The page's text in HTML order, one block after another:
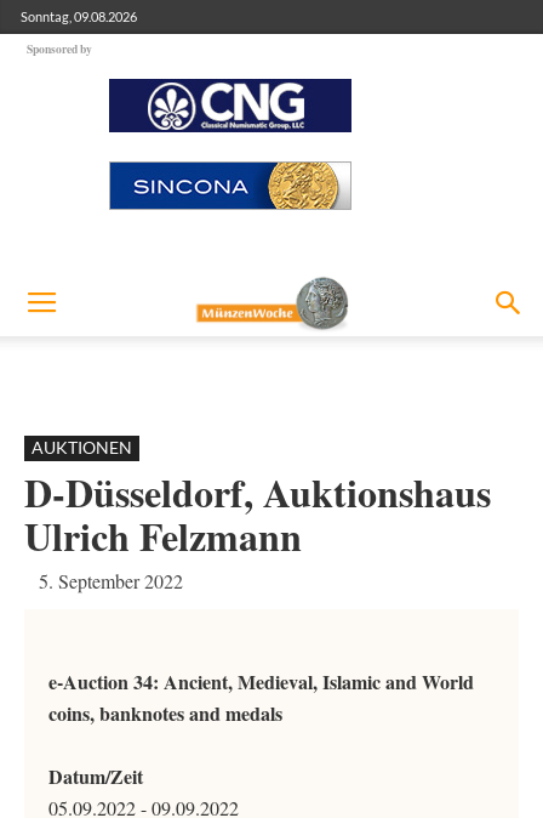
Sonntag, 09.08.2026
Sponsored by
AUKTIONEN
D-Düsseldorf, Auktionshaus
Ulrich Felzmann
5. September 2022
e-Auction 34: Ancient, Medieval, Islamic and World
coins, banknotes and medals
Datum/Zeit
05.09.2022 - 09.09.2022